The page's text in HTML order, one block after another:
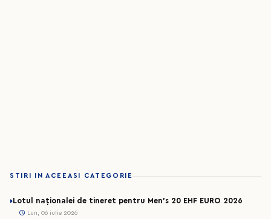
STIRI IN ACEEASI CATEGORIE
Lotul naționalei de tineret pentru Men’s 20 EHF EURO 2026
Lun, 06 iulie 2026